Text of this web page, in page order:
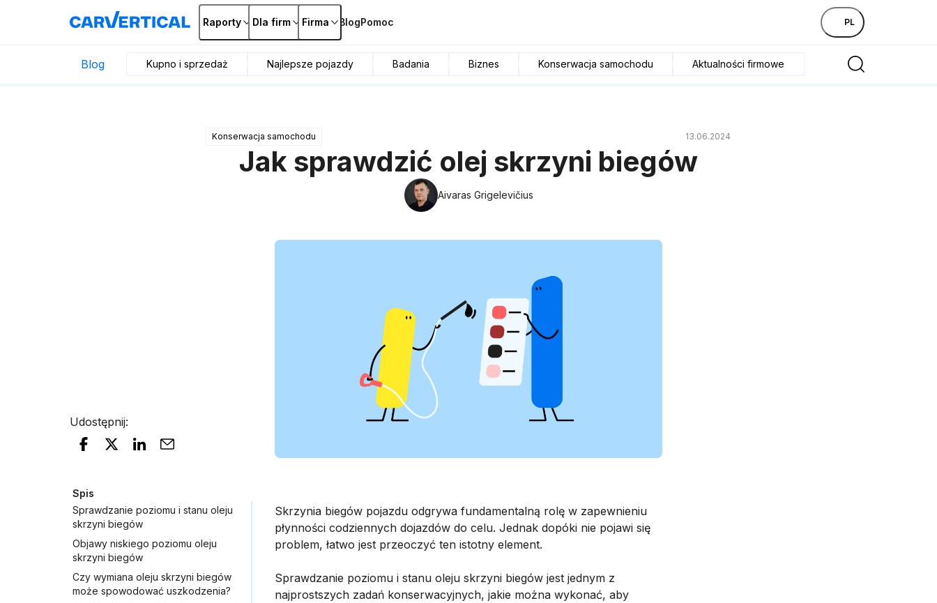
Raporty Dla firm Firma BlogPomoc PL
Blog Kupno i sprzedaż Najlepsze pojazdy Badania Biznes Konserwacja samochodu Aktualności firmowe
Konserwacja samochodu 13.06.2024
Jak sprawdzić olej skrzyni biegów
Aivaras Grigelevičius
Udostępnij:
Spis
Sprawdzanie poziomu i stanu oleju
skrzyni biegów
Objawy niskiego poziomu oleju
skrzyni biegów
Czy wymiana oleju skrzyni biegów
może spowodować uszkodzenia?
Skrzynia biegów pojazdu odgrywa fundamentalną rolę w zapewnieniu
płynności codziennych dojazdów do celu. Jednak dopóki nie pojawi się
problem, łatwo jest przeoczyć ten istotny element.
Sprawdzanie poziomu i stanu oleju skrzyni biegów jest jednym z
najprostszych zadań konserwacyjnych, jakie można wykonać, aby